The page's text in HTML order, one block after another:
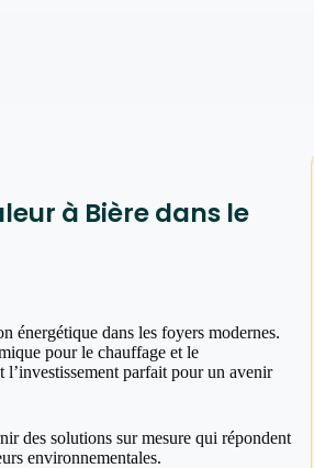
à Bière dans le
énergétique dans les foyers modernes.
pour le chauffage et le
l’investissement parfait pour un avenir
des solutions sur mesure qui répondent
environnementales.